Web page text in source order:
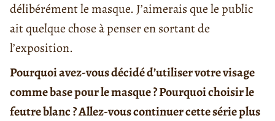
délibérément le masque. J’aimerais que le public
ait quelque chose à penser en sortant de
l’exposition.
Pourquoi avez-vous décidé d’utiliser votre visage
comme base pour le masque ? Pourquoi choisir le
feutre blanc ? Allez-vous continuer cette série plus